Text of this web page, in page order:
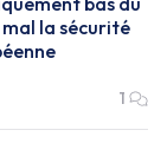
la sécurité
1